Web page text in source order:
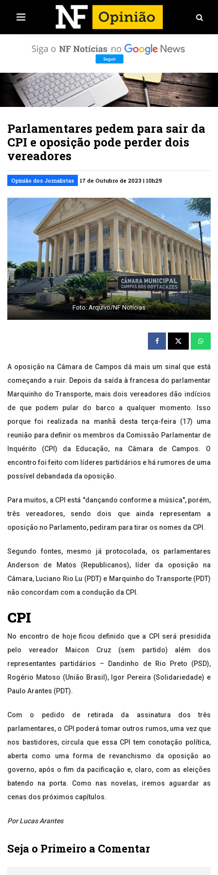
Parlamentares pedem para sair da
CPI e oposição pode perder dois
vereadores
Opinião dos Jornalistas 17 de Outubro de 2023 | 10h29
Foto: Arquivo/NF Notícias
A oposição na Câmara de Campos dá mais um sinal que está
começando a ruir. Depois da saída à francesa do parlamentar
Marquinho do Transporte, mais dois vereadores dão indícios
de que podem pular do barco a qualquer momento. Isso
porque foi realizada na manhã desta terça-feira (17) uma
reunião para definir os membros da Comissão Parlamentar de
Inquérito (CPI) da Educação, na Câmara de Campos. O
encontro foi feito com líderes partidários e há rumores de uma
possível debandada da oposição.
Para muitos, a CPI está "dançando conforme a música", porém,
três vereadores, sendo dois que ainda representam a
oposição no Parlamento, pediram para tirar os nomes da CPI.
Segundo fontes, mesmo já protocolada, os parlamentares
Anderson de Matos (Republicanos), líder da oposição na
Câmara, Luciano Rio Lu (PDT) e Marquinho do Transporte (PDT)
não concordam com a condução da CPI.
CPI
No encontro de hoje ficou definido que a CPI será presidida
pelo vereador Maicon Cruz (sem partido) além dos
representantes partidários – Dandinho de Rio Preto (PSD),
Rogério Matoso (União Brasil), Igor Pereira (Solidariedade) e
Paulo Arantes (PDT).
Com o pedido de retirada da assinatura dos três
parlamentares, o CPI poderá tomar outros rumos, uma vez que
nos bastidores, circula que essa CPI tem conotação política,
aberta como uma forma de revanchismo da oposição ao
governo, após o fim da pacificação e, claro, com as eleições
batendo na porta. Como nas novelas, iremos aguardar as
cenas dos próximos capítulos.
Por Lucas Arantes
Seja o Primeiro a Comentar